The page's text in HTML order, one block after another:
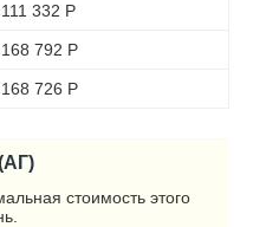
111 332 Р
168 792 Р
168 726 Р
стоимость этого